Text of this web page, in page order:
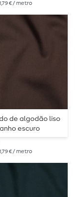
€ / metro
de algodão liso
escuro
€ / metro